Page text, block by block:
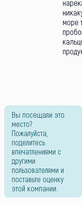
море
Вы посещали это
место?
Пожалуйста,
поделитесь
впечатлениями с
другими
пользователями и
поставьте оценку
этой компании.